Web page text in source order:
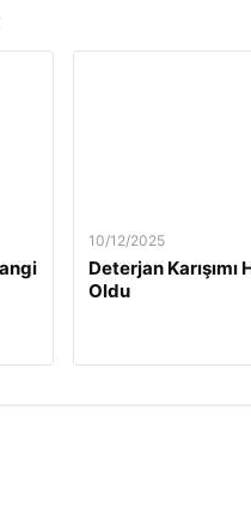
10/12/2025
Deterjan Karışımı
Oldu